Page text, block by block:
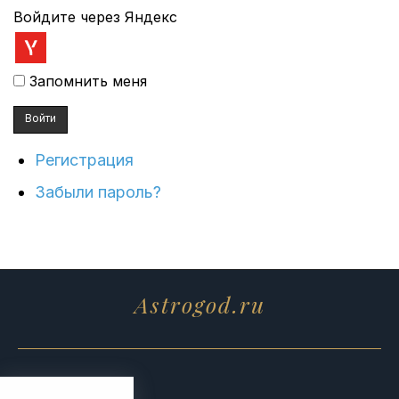
Войдите через Яндекс
Запомнить меня
Войти
Регистрация
Забыли пароль?
Astrogod.ru